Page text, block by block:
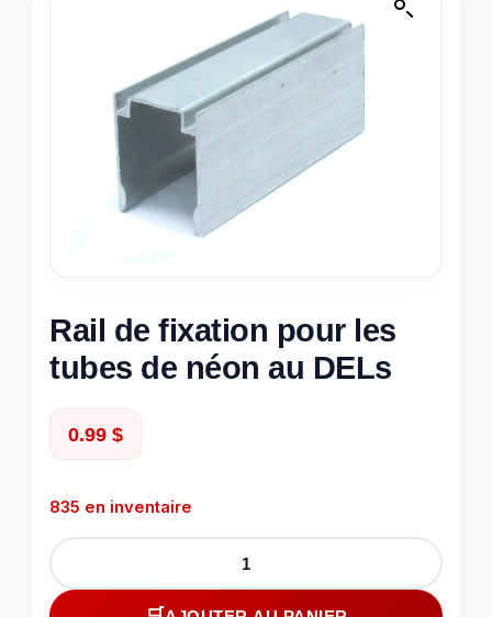
Rail de fixation pour les
tubes de néon au DELs
0.99 $
835 en inventaire
quantité
de
Rail